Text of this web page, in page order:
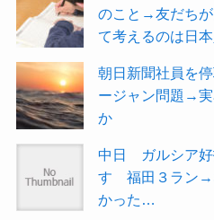
のこと→友だちが
て考えるのは日
朝日新聞社員を
ージャン問題→実
か
中日 ガルシア
す 福田３ラン→
かった…